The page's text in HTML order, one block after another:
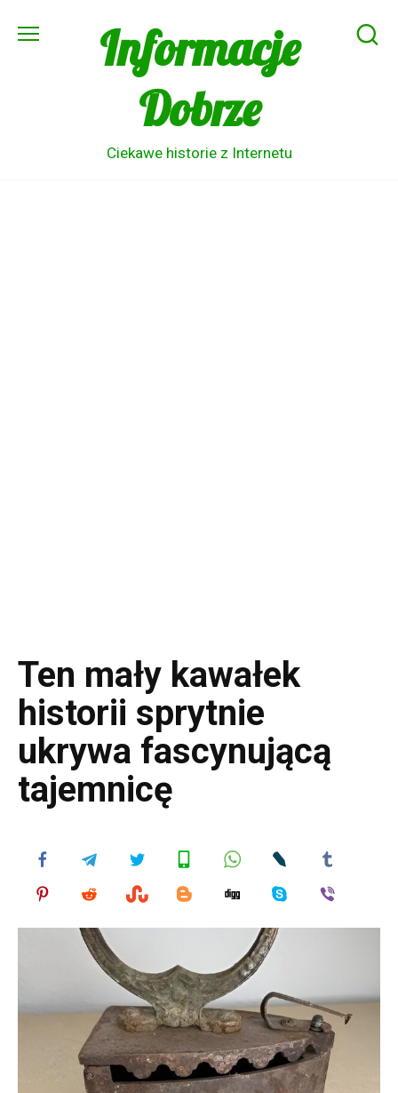
Informacje
Dobrze
Ciekawe historie z Internetu
Ten mały kawałek
historii sprytnie
ukrywa fascynującą
tajemnicę